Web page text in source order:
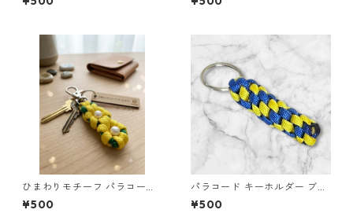
ひまわりモチーフ パラコード
キーホルダー s44 アウトドア
¥500
パラコード キーホルダー ブル
ー イエロー 編み込み s32
¥500